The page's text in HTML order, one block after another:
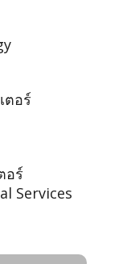
ตอร์
อร์
Services